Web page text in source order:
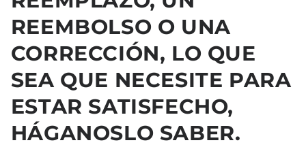
REEMBOLSO O UNA
CORRECCIÓN, LO QUE
SEA QUE NECESITE PARA
ESTAR SATISFECHO,
HÁGANOSLO SABER.